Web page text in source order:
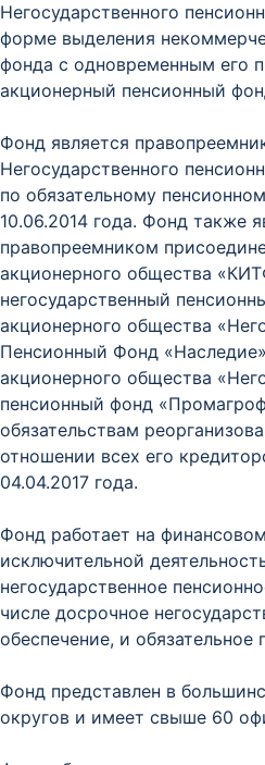
Негосударственного
форме выделения
фонда с одновременным его
акционерный пенсионный
Фонд является
Негосударственного
по обязательному
10.06.2014 года. Фонд также
правопреемником
акционерного общества
негосударственный
акционерного общества
Пенсионный Фонд
акционерного общества
пенсионный фонд
обязательствам
отношении всех его
04.04.2017 года.
Фонд работает на
исключительной
негосударственное
числе досрочное
обеспечение, и обязательное
Фонд представлен в
округов и имеет свыше 60